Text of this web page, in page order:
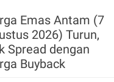
Emas Antam (7
2026) Turun,
Spread dengan
Buyback